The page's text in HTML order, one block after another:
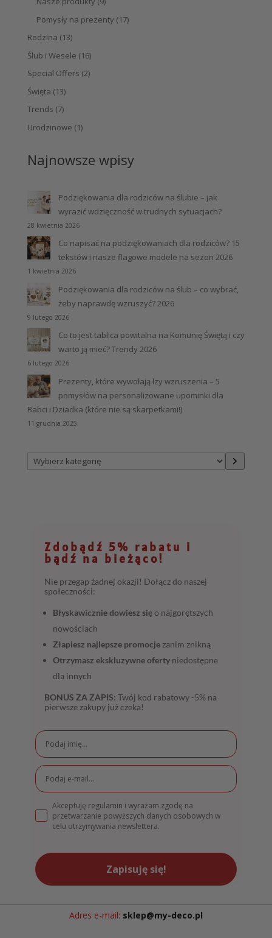
Pomysły na prezenty (17)
Rodzina (13)
Ślub i Wesele (16)
Special Offers (2)
Święta (13)
Trends (7)
Urodzinowe (1)
Najnowsze wpisy
Podziękowania dla rodziców na ślubie – jak
wyrazić wdzięczność w trudnych sytuacjach?
28 kwietnia 2026
Co napisać na podziękowaniach dla rodziców? 15
tekstów i nasze flagowe modele na sezon 2026
1 kwietnia 2026
Podziękowania dla rodziców na ślub – co wybrać,
żeby naprawdę wzruszyć? 2026
9 lutego 2026
Co to jest tablica powitalna na Komunię Świętą i czy
warto ją mieć? Trendy 2026
6 lutego 2026
Prezenty, które wywołają łzy wzruszenia – 5
pomysłów na personalizowane upominki dla
Babci i Dziadka (które nie są skarpetkami!)
11 grudnia 2025
Wybierz
kategorię
Zdobądź 5% rabatu i
bądź na bieżąco!
Nie przegap żadnej okazji! Dołącz do naszej
społeczności:
Błyskawicznie dowiesz sięo najgorętszych
nowościach
Złapiesz najlepsze promocje zanim znikną
Otrzymasz ekskluzywne oferty niedostępne
dla innych
BONUS ZA ZAPIS: Twój kod rabatowy -5% na
pierwsze zakupy już czeka!
Akceptuję regulamin i wyrażam zgodę na
przetwarzanie powyższych danych osobowych w
celu otrzymywania newslettera.
Zapisuję się!
Adres e-mail: sklep@my-deco.pl